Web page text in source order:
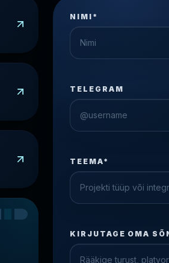
NIMI*
TELEGRAM
TEEMA*
Please fix the
KIRJUTAGE OMA